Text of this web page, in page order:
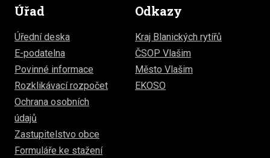
Úřad
Úřední deska
E-podatelna
Povinné informace
Rozklikávací rozpočet
Ochrana osobních
údajů
Zastupitelstvo obce
Formuláře ke stažení
Odkazy
Kraj Blanických rytířů
ČSOP Vlašim
Město Vlašim
EKOSO